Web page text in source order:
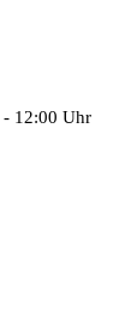
- 12:00 Uhr